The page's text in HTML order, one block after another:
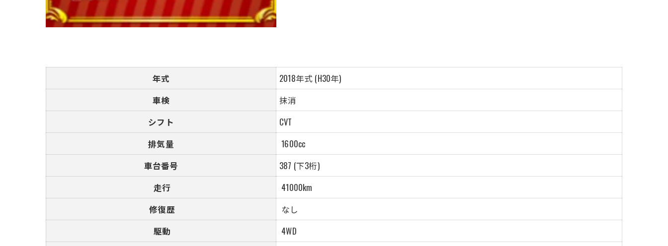
年式
2018年式 (H30年)
車検
抹消
シフト
CVT
排気量
1600cc
車台番号
387 (下3桁)
走行
41000km
修復歴
なし
駆動
4WD